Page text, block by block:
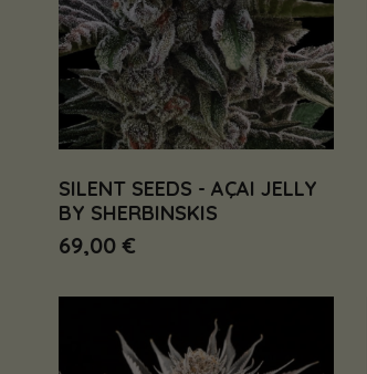
SILENT SEEDS - AÇAI JELLY
BY SHERBINSKIS
69,00 €